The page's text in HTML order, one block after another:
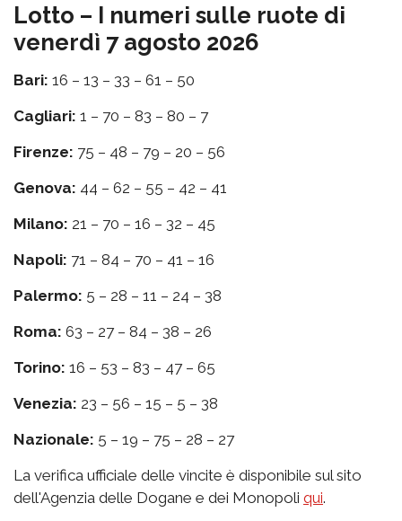
Lotto – I numeri sulle ruote di
venerdì 7 agosto 2026
Bari: 16 – 13 – 33 – 61 – 50
Cagliari: 1 – 70 – 83 – 80 – 7
Firenze: 75 – 48 – 79 – 20 – 56
Genova: 44 – 62 – 55 – 42 – 41
Milano: 21 – 70 – 16 – 32 – 45
Napoli: 71 – 84 – 70 – 41 – 16
Palermo: 5 – 28 – 11 – 24 – 38
Roma: 63 – 27 – 84 – 38 – 26
Torino: 16 – 53 – 83 – 47 – 65
Venezia: 23 – 56 – 15 – 5 – 38
Nazionale: 5 – 19 – 75 – 28 – 27
La verifica ufficiale delle vincite è disponibile sul sito
dell'Agenzia delle Dogane e dei Monopoli qui.